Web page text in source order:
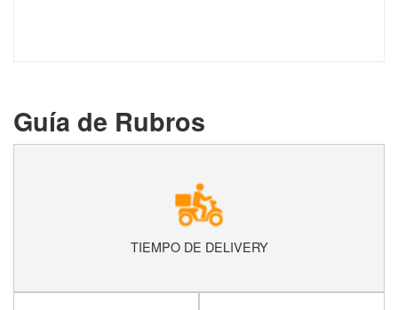
Guía de Rubros
TIEMPO DE DELIVERY